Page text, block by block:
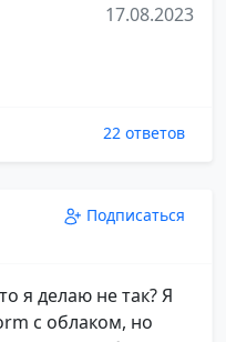
17.08.2023
22 ответов
Подписаться
я делаю не так? Я
с облаком, но